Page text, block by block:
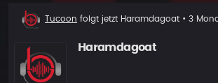
Neuer
Tucoon folgt jetzt Haramdagoat • 3
Haramdagoat